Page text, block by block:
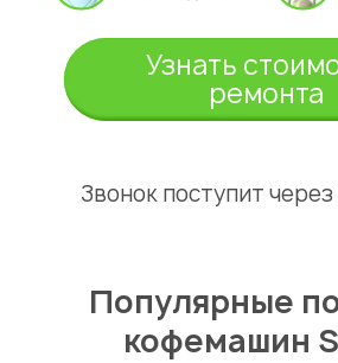
Узнать
ремонта
Звонок поступит
Популярные
кофемашин